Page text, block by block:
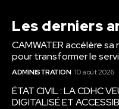
Les derniers
CAMWATER accélère
pour transformer le
ADMINISTRATION 10 août 2026
ÉTAT CIVIL : LA CDHC
DIGITALISÉ ET